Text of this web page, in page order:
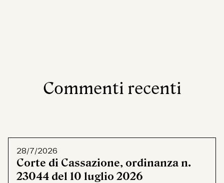
Commenti recenti
28/7/2026
Corte di Cassazione, ordinanza n.
23044 del 10 luglio 2026